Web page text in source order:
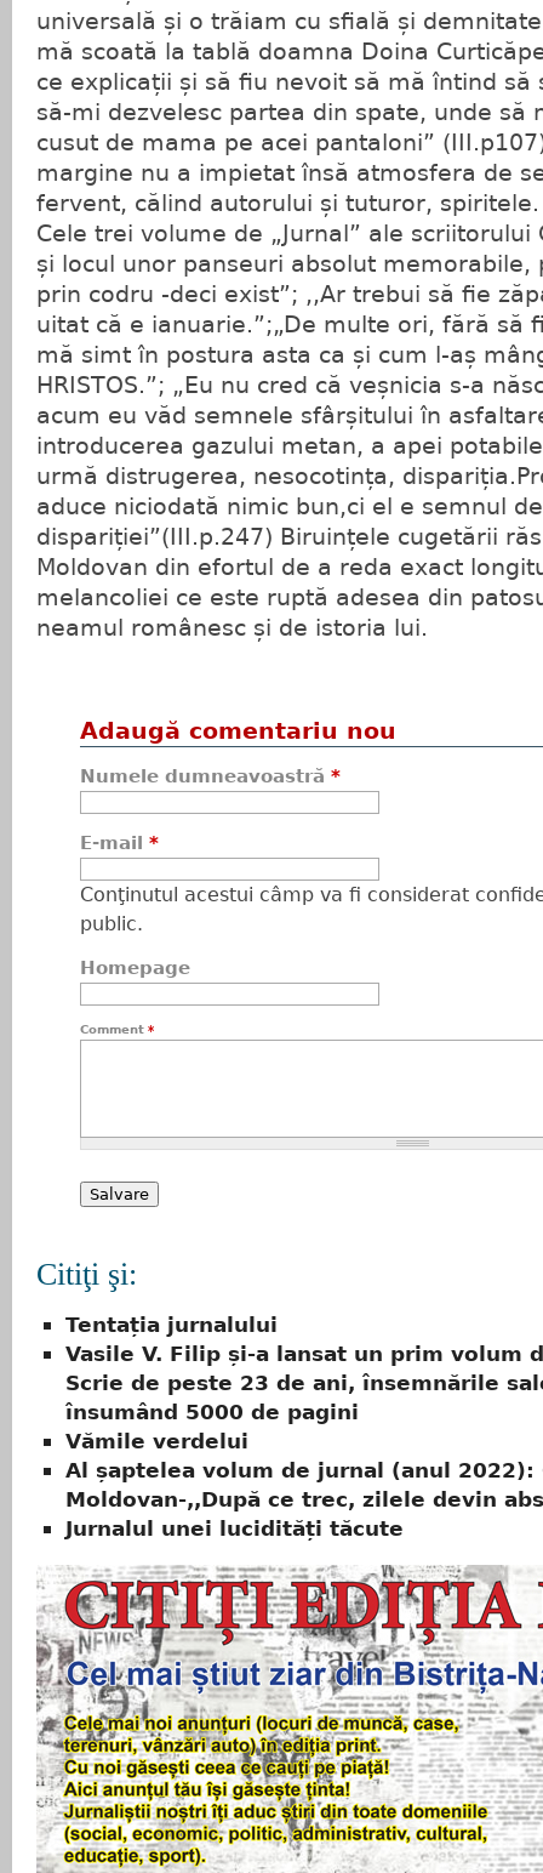
universală și o trăiam cu sfială și
mă scoată la tablă doamna Doina
ce explicații și să fiu nevoit să mă întind să
să-mi dezvelesc partea din spate, unde să
cusut de mama pe acei pantaloni”
margine nu a impietat însă atmosfera de
fervent, călind autorului și tuturor, spiritele.
Cele trei volume de „Jurnal” ale scriitorului
și locul unor panseuri absolut memorabile,
prin codru -deci exist”; ,,Ar trebui să fie
uitat că e ianuarie.”;„De multe ori, fără să
mă simt în postura asta ca și cum l-aș
HRISTOS.”; „Eu nu cred că veșnicia s-a
acum eu văd semnele sfârșitului în
introducerea gazului metan, a apei
urmă distrugerea, nesocotința,
aduce niciodată nimic bun,ci el e semnul
dispariției”(III.p.247) Biruințele cugetării
Moldovan din efortul de a reda exact
melancoliei ce este ruptă adesea din
neamul românesc și de istoria lui.
Adaugă comentariu nou
Numele dumneavoastră *
E-mail *
Conţinutul acestui câmp va fi considerat
public.
Homepage
Comment *
Citiţi şi:
Tentația jurnalului
Vasile V. Filip și-a lansat un prim volum
Scrie de peste 23 de ani, însemnările
însumând 5000 de pagini
Vămile verdelui
Al șaptelea volum de jurnal (anul 2022):
Moldovan-,,După ce trec, zilele devin
Jurnalul unei lucidități tăcute